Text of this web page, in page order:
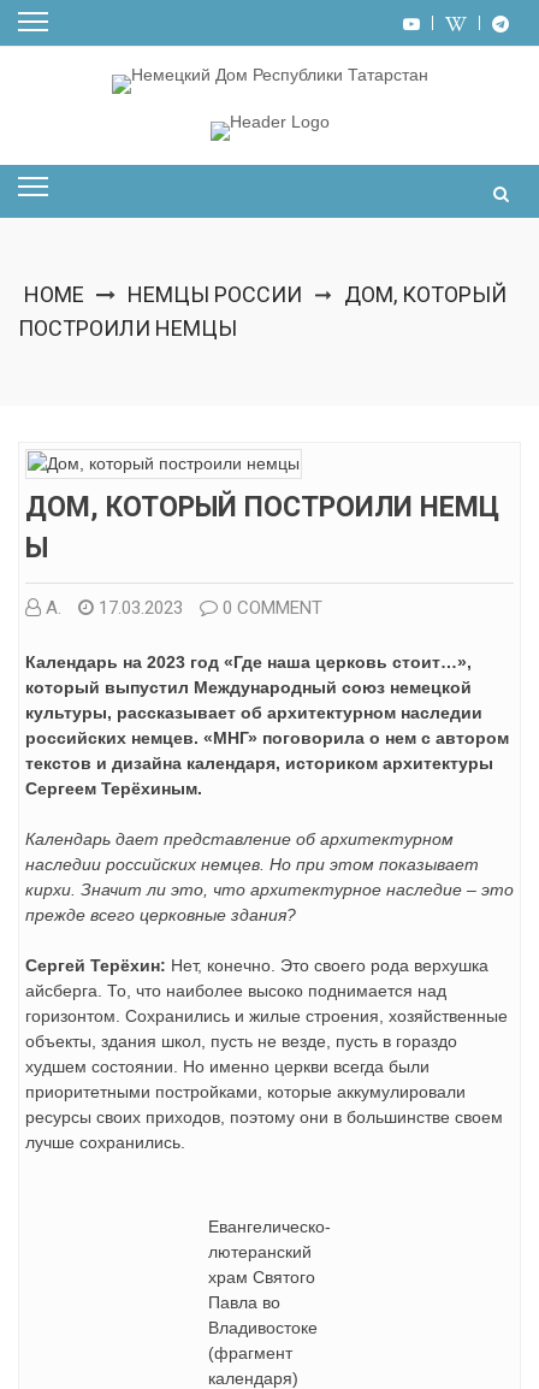
Skip
HOME НЕМЦЫ РОССИИ ➞ ДОМ, КОТОРЫЙ
ПОСТРОИЛИ НЕМЦЫ
ДОМ, КОТОРЫЙ ПОСТРОИЛИ НЕМЦ
Ы
А. 17.03.2023 0 COMMENT
Календарь на 2023 год «Где наша церковь стоит…»,
который выпустил Международный союз немецкой
культуры, рассказывает об архитектурном наследии
российских немцев. «МНГ» поговорила о нем с автором
текстов и дизайна календаря, историком архитектуры
Сергеем Терёхиным.
Календарь дает представление об архитектурном
наследии российских немцев. Но при этом показывает
кирхи. Значит ли это, что архитектурное наследие – это
прежде всего церковные здания?
Сергей Терёхин: Нет, конечно. Это своего рода верхушка
айсберга. То, что наиболее высоко поднимается над
горизонтом. Сохранились и жилые строения, хозяйственные
объекты, здания школ, пусть не везде, пусть в гораздо
худшем состоянии. Но именно церкви всегда были
приоритетными постройками, которые аккумулировали
ресурсы своих приходов, поэтому они в большинстве своем
лучше сохранились.
Евангелическо-
лютеранский
храм Святого
Павла во
Владивостоке
(фрагмент
календаря)